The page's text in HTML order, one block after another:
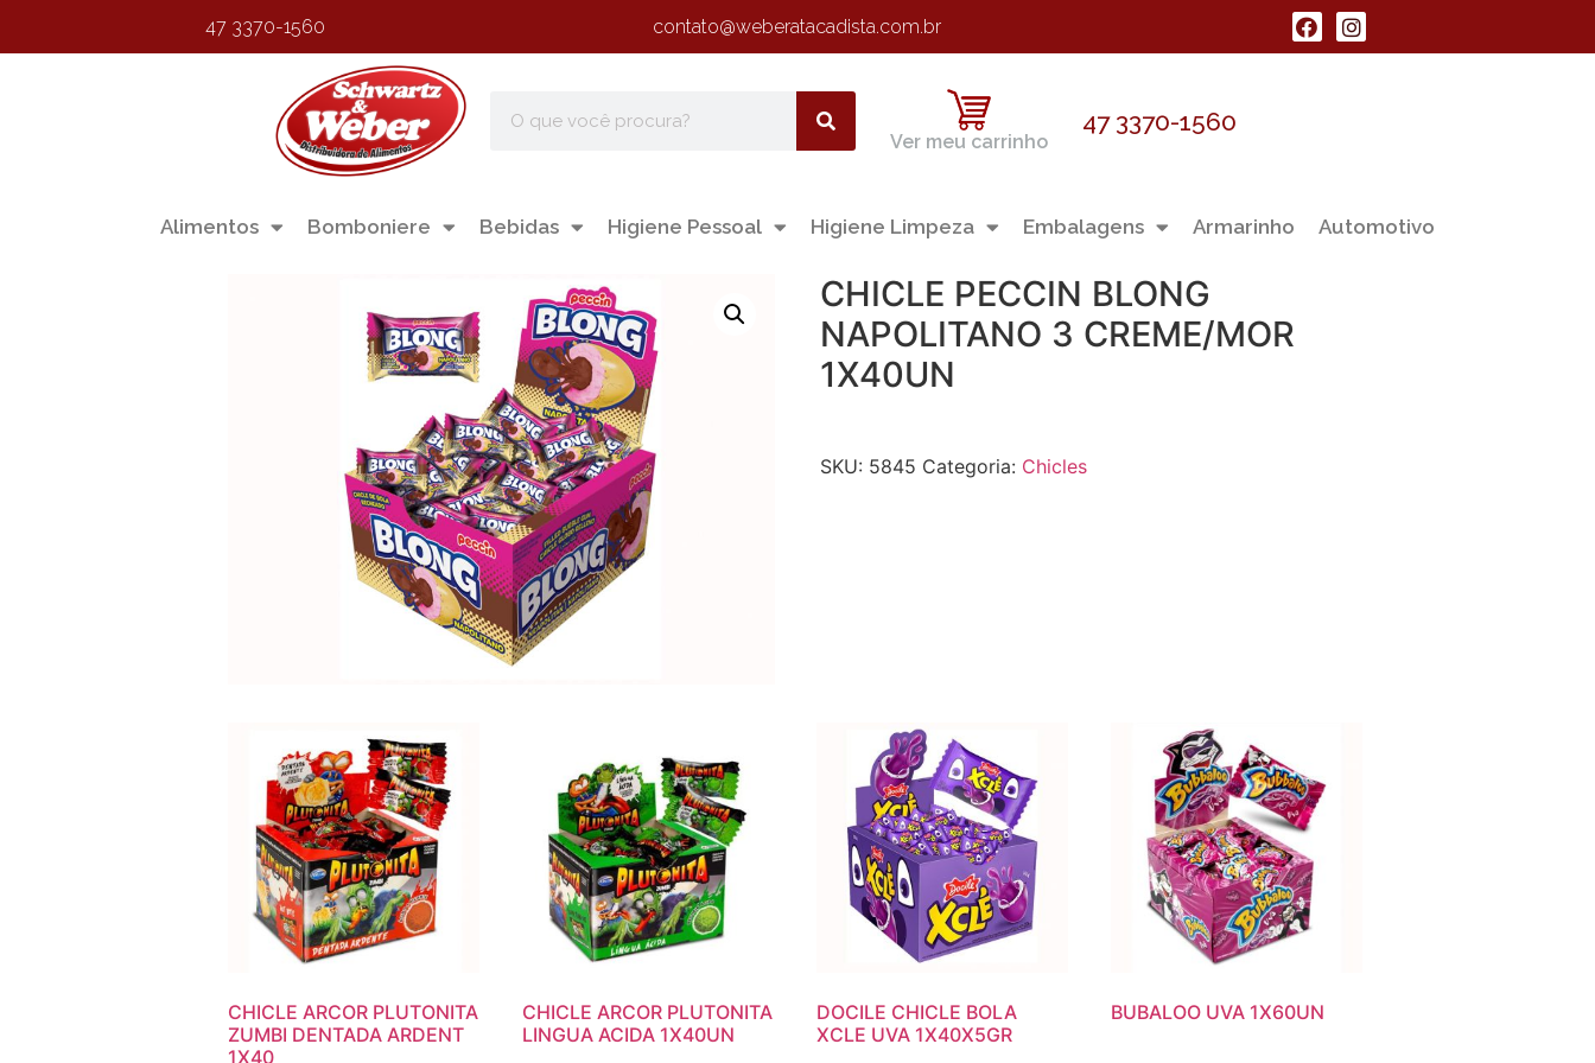
47 3370-1560 contato@weberatacadista.com.br
Ver meu carrinho
47 3370-1560
Alimentos Bomboniere Bebidas Higiene Pessoal Higiene Limpeza Embalagens Armarinho Automotivo
CHICLE PECCIN BLONG
NAPOLITANO 3 CREME/MOR
1X40UN
SKU: 5845 Categoria: Chicles
CHICLE ARCOR PLUTONITA
ZUMBI DENTADA ARDENT
1X40
CHICLE ARCOR PLUTONITA
LINGUA ACIDA 1X40UN
DOCILE CHICLE BOLA
XCLE UVA 1X40X5GR
BUBALOO UVA 1X60UN